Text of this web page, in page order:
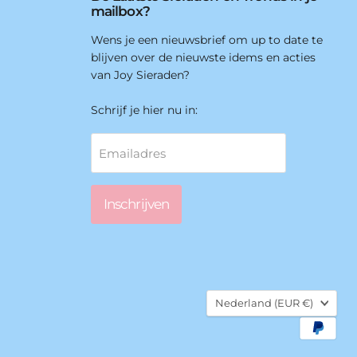
mailbox?
Wens je een nieuwsbrief om up to date te
blijven over de nieuwste idems en acties
van Joy Sieraden?
Schrijf je hier nu in:
Emailadres
Inschrijven
Land
Nederland
(EUR €)